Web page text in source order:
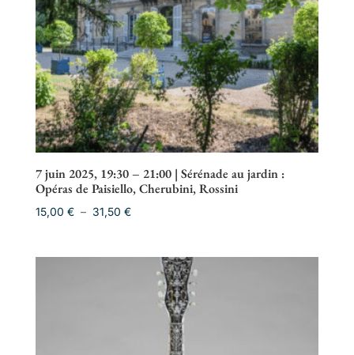
7 juin 2025, 19:30 – 21:00 | Sérénade au jardin :
Opéras de Paisiello, Cherubini, Rossini
15,00 € – 31,50 €Plage
15,00 €
31,50 €